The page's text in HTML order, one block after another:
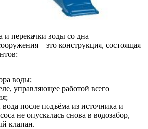
и перекачки воды со дна
– это конструкция, состоящая
воды;
управляющее работой всего
вода после подъёма из источника и
не опускалась снова в водозабор,
клапан.